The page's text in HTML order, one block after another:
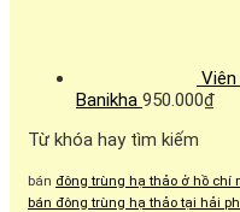
Banikha 950.000₫
Từ khóa hay tìm kiếm
bán đông trùng hạ thảo ở hồ chí
bán đông trùng hạ thảo tại hải